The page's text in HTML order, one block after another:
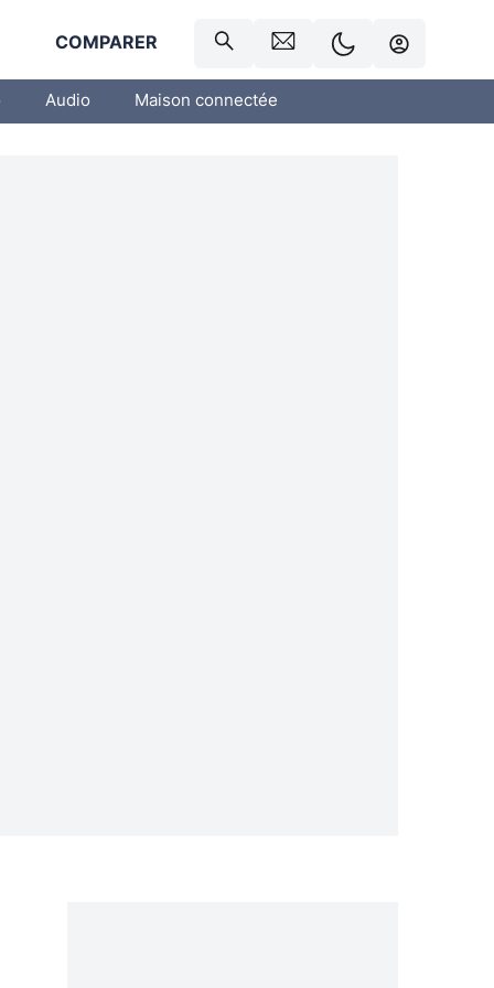
COMPARER
Audio Maison connectée